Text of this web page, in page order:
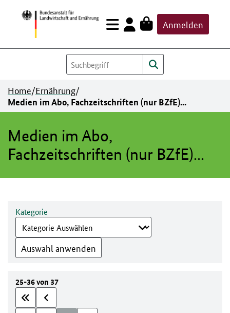
Zum
Inhalt
springen
Anmelden
Home/Ernährung/
Medien im Abo, Fachzeitschriften (nur BZfE)...
Medien im Abo,
Fachzeitschriften (nur BZfE)...
Kategorie
Auswahl anwenden
25-36 von 37